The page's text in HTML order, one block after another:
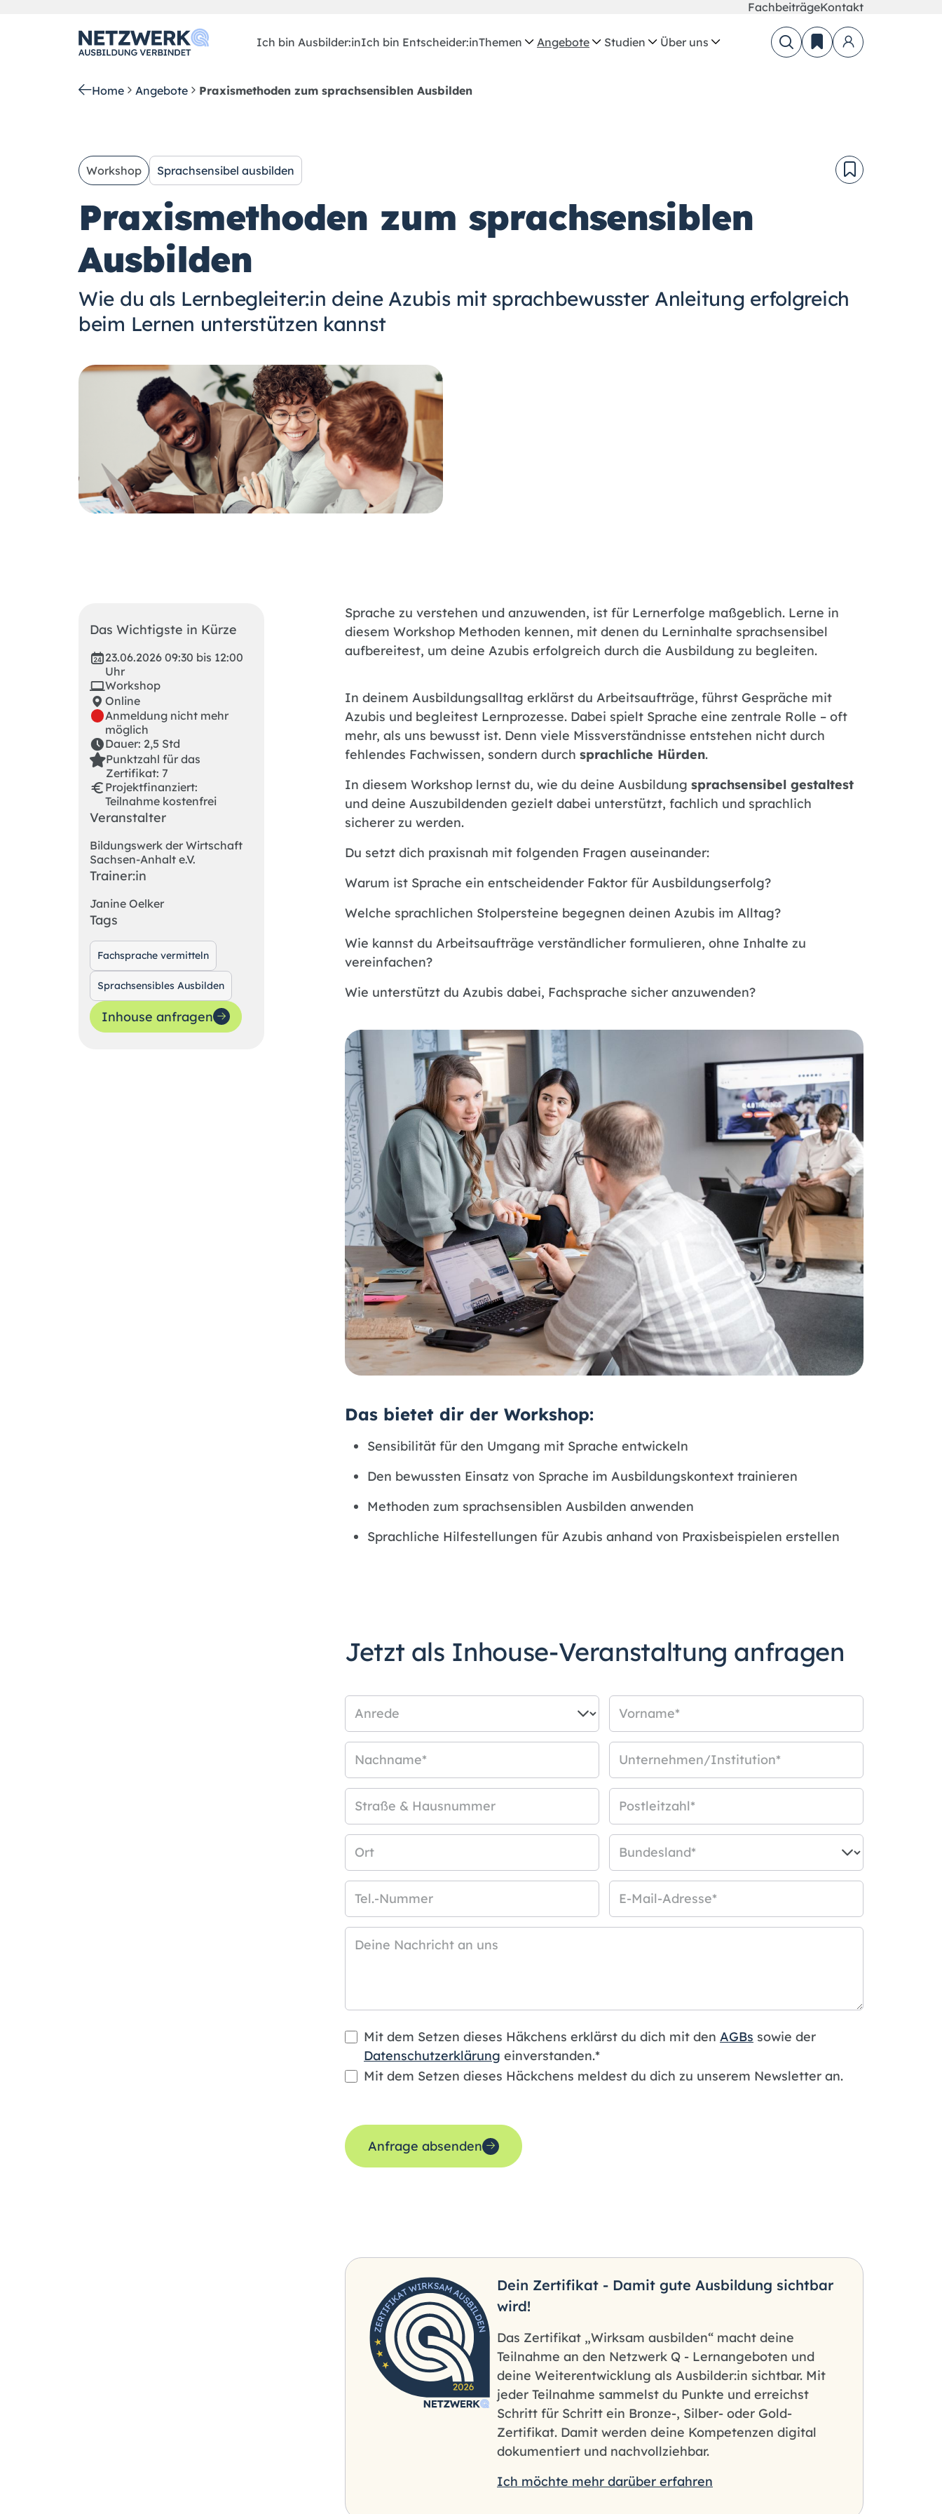
FachbeiträgeKontakt
Ich bin Ausbilder:inIch bin Entscheider:inThemen Angebote Studien Über uns
Home Angebote Praxismethoden zum sprachsensiblen Ausbilden
Workshop Sprachsensibel ausbilden
Praxismethoden zum sprachsensiblen
Ausbilden
Wie du als Lernbegleiter:in deine Azubis mit sprachbewusster Anleitung erfolgreich
beim Lernen unterstützen kannst
Das Wichtigste in Kürze
23.06.2026 09:30 bis 12:00
Uhr
Workshop
Online
Anmeldung nicht mehr
möglich
Dauer: 2,5 Std
Punktzahl für das
Zertifikat: 7
Projektfinanziert:
Teilnahme kostenfrei
Veranstalter
Bildungswerk der Wirtschaft
Sachsen-Anhalt e.V.
Trainer:in
Janine Oelker
Tags
Fachsprache vermitteln
Sprachsensibles Ausbilden
Inhouse anfragen
Sprache zu verstehen und anzuwenden, ist für Lernerfolge maßgeblich. Lerne in
diesem Workshop Methoden kennen, mit denen du Lerninhalte sprachsensibel
aufbereitest, um deine Azubis erfolgreich durch die Ausbildung zu begleiten.
In deinem Ausbildungsalltag erklärst du Arbeitsaufträge, führst Gespräche mit
Azubis und begleitest Lernprozesse. Dabei spielt Sprache eine zentrale Rolle – oft
mehr, als uns bewusst ist. Denn viele Missverständnisse entstehen nicht durch
fehlendes Fachwissen, sondern durch sprachliche Hürden.
In diesem Workshop lernst du, wie du deine Ausbildung sprachsensibel gestaltest
und deine Auszubildenden gezielt dabei unterstützt, fachlich und sprachlich
sicherer zu werden.
Du setzt dich praxisnah mit folgenden Fragen auseinander:
Warum ist Sprache ein entscheidender Faktor für Ausbildungserfolg?
Welche sprachlichen Stolpersteine begegnen deinen Azubis im Alltag?
Wie kannst du Arbeitsaufträge verständlicher formulieren, ohne Inhalte zu
vereinfachen?
Wie unterstützt du Azubis dabei, Fachsprache sicher anzuwenden?
Das bietet dir der Workshop:
Sensibilität für den Umgang mit Sprache entwickeln
Den bewussten Einsatz von Sprache im Ausbildungskontext trainieren
Methoden zum sprachsensiblen Ausbilden anwenden
Sprachliche Hilfestellungen für Azubis anhand von Praxisbeispielen erstellen
Jetzt als Inhouse-Veranstaltung anfragen
Anrede Vorname*
Nachname* Unternehmen/Institution*
Straße & Hausnummer Postleitzahl*
Ort Bundesland*
Tel.-Nummer E-Mail-Adresse*
Deine Nachricht an uns
Mit dem Setzen dieses Häkchens erklärst du dich mit den AGBs sowie der
Datenschutzerklärung einverstanden.*
Mit dem Setzen dieses Häckchens meldest du dich zu unserem Newsletter an.
Anfrage absenden
Dein Zertifikat - Damit gute Ausbildung sichtbar
wird!
Das Zertifikat „Wirksam ausbilden“ macht deine
Teilnahme an den Netzwerk Q - Lernangeboten und
deine Weiterentwicklung als Ausbilder:in sichtbar. Mit
jeder Teilnahme sammelst du Punkte und erreichst
Schritt für Schritt ein Bronze-, Silber- oder Gold-
Zertifikat. Damit werden deine Kompetenzen digital
dokumentiert und nachvollziehbar.
Ich möchte mehr darüber erfahren